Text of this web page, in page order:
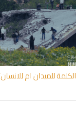
الكلمة للميدان ام